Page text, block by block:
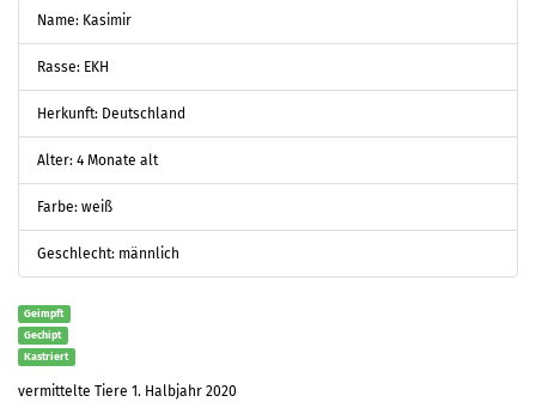
Name: Kasimir
Rasse: EKH
Herkunft: Deutschland
Alter: 4 Monate alt
Farbe: weiß
Geschlecht: männlich
Geimpft
Gechipt
Kastriert
vermittelte Tiere 1. Halbjahr 2020